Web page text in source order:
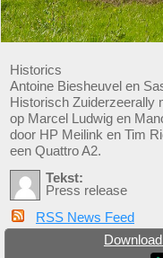
Historics
Antoine Biesheuvel en
Historisch Zuiderzeerally
op Marcel Ludwig en
door HP Meilink en Tim
een Quattro A2.
Tekst:
Press release
RSS News Feed